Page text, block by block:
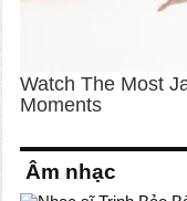
Âm nhạc